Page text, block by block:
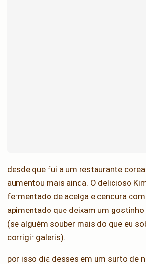
desde que fui a um restaurante
aumentou mais ainda. O delicioso
fermentado de acelga e cenoura
apimentado que deixam um
(se alguém souber mais do que eu
corrigir galeris).
por isso dia desses em um surto de